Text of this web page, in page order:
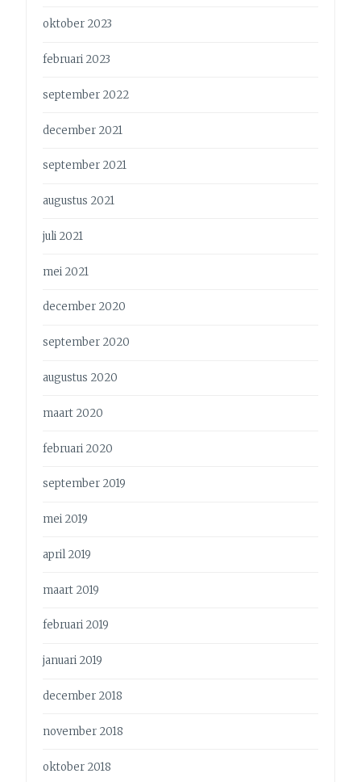
oktober 2023
februari 2023
september 2022
december 2021
september 2021
augustus 2021
juli 2021
mei 2021
december 2020
september 2020
augustus 2020
maart 2020
februari 2020
september 2019
mei 2019
april 2019
maart 2019
februari 2019
januari 2019
december 2018
november 2018
oktober 2018